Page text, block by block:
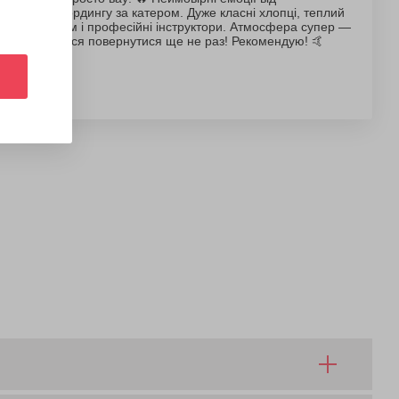
вейкбордингу за катером. Дуже класні хлопці, теплий
прийом і професійні інструктори. Атмосфера супер —
хочеться повернутися ще не раз! Рекомендую! 🤙